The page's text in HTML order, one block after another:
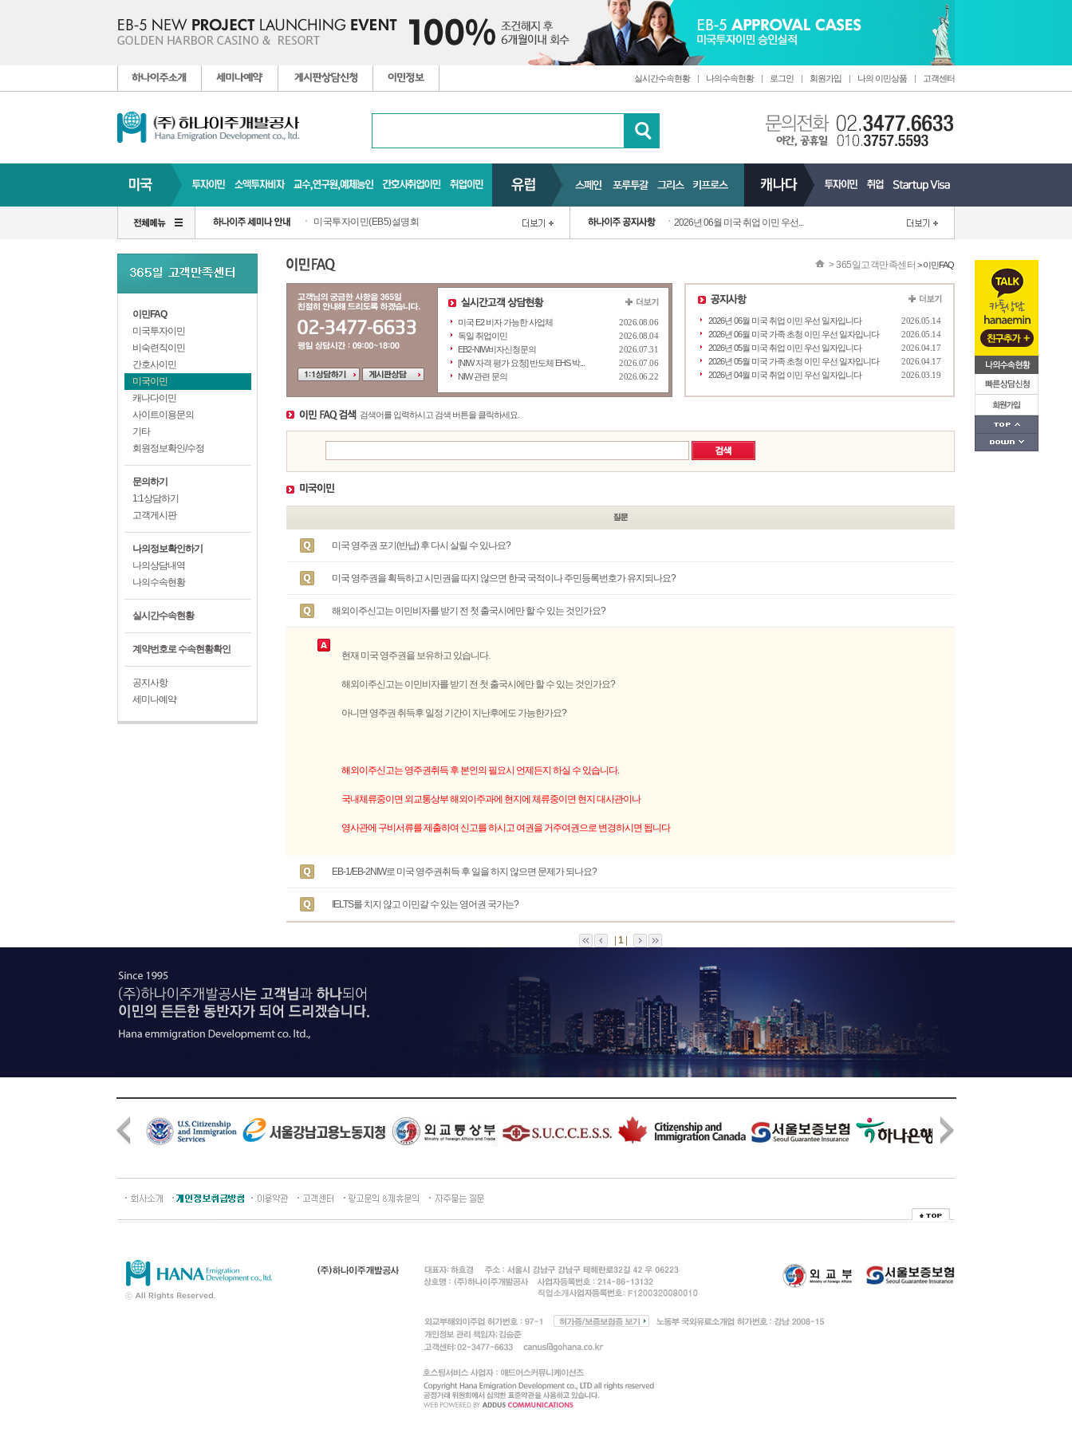
실시간수속현황 | 나의수속현황 | 로그인 | 회원가입 | 나의 이민상품 | 고객센터
미국투자이민(EB5)설명회 2026년 06월 미국 취업 이민 우선...
이민FAQ
미국투자이민
비숙련직이민
간호사이민
미국이민
캐나다이민
사이트이용문의
기타
회원정보확인/수정
문의하기
1:1상담하기
고객게시판
나의정보확인하기
나의상담내역
나의수속현황
실시간수속현황
계약번호로 수속현황확인
공지사항
세미나예약
>365일고객만족센터 > 이민FAQ
미국 E2 비자 가능한 사업체
2026.08.06
독일 취업이민
2026.08.04
EB2-NIW비자신청문의
2026.07.31
[NIW 자격 평가 요청] 반도체 EHS 박...
2026.07.06
NIW 관련 문의
2026.06.22
2026년 06월 미국 취업 이민 우선 일자입니다
2026.05.14
2026년 06월 미국 가족 초청 이민 우선 일자입니다
2026.05.14
2026년 05월 미국 취업 이민 우선 일자입니다
2026.04.17
2026년 05월 미국 가족 초청 이민 우선 일자입니다
2026.04.17
2026년 04월 미국 취업 이민 우선 일자입니다
2026.03.19
검색어를 입력하시고 검색 버튼을 클릭하세요.
미국 영주권 포기(반납) 후 다시 살릴 수 있나요?
미국 영주권을 획득하고 시민권을 따지 않으면 한국 국적이나 주민등록번호가 유지되나요?
해외이주신고는 이민비자를 받기 전 첫 출국시에만 할 수 있는 것인가요?
현재 미국 영주권을 보유하고 있습니다.
해외이주신고는 이민비자를 받기 전 첫 출국시에만 할 수 있는 것인가요?
아니면 영주권 취득후 일정 기간이 지난후에도 가능한가요?
해외이주신고는 영주권취득 후 본인의 필요시 언제든지 하실 수 있습니다.
국내체류중이면 외교통상부 해외이주과에 현지에 체류중이면 현지 대사관이나
영사관에 구비서류를 제출하여 신고를 하시고 여권을 거주여권으로 변경하시면 됩니다
EB-1/EB-2NIW로 미국 영주권취득 후 일을 하지 않으면 문제가 되나요?
IELTS를 치지 않고 이민갈 수 있는 영어권 국가는?
| 1 |